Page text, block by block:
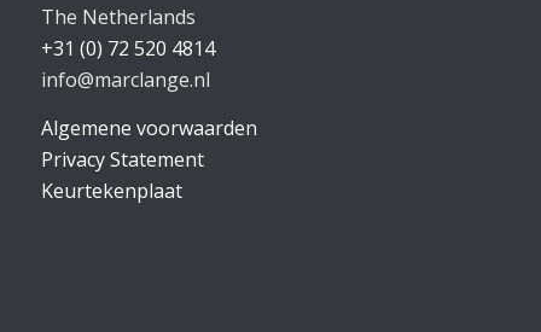
The Netherlands
+31 (0) 72 520 4814
info@marclange.nl
Algemene voorwaarden
Privacy Statement
Keurtekenplaat